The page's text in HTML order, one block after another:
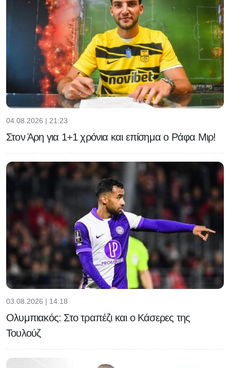
04.08.2026 | 21:23
Στον Άρη για 1+1 χρόνια και επίσημα ο Ράφα Μιρ!
03.08.2026 | 14:18
Ολυμπιακός: Στο τραπέζι και ο Κάσερες της
Τουλούζ